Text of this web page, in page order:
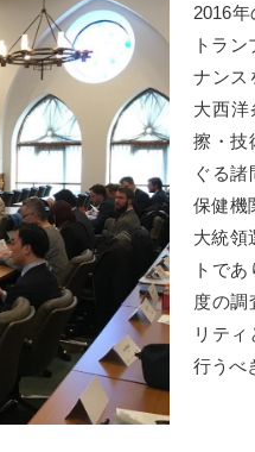
2016
トラ
ナンス
大西洋
擦・技
ぐる
保健機
大統領
トで
度の調
リテ
行うべ